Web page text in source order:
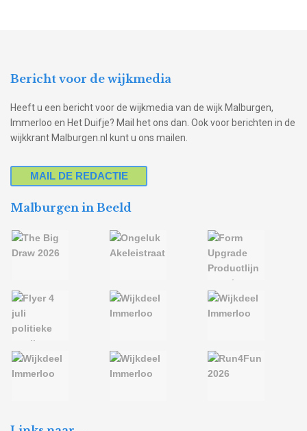
Bericht voor de wijkmedia
Heeft u een bericht voor de wijkmedia van de wijk Malburgen,
Immerloo en Het Duifje? Mail het ons dan. Ook voor berichten in de
wijkkrant Malburgen.nl kunt u ons mailen.
MAIL DE REDACTIE
Malburgen in Beeld